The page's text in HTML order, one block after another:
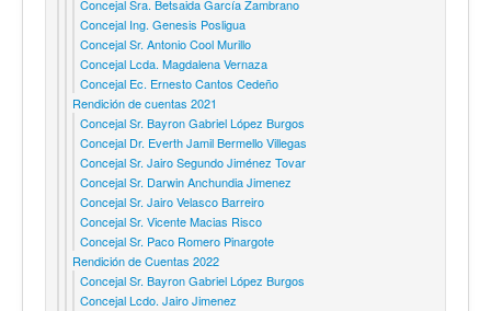
Concejal Sra. Betsaida García Zambrano
Concejal Ing. Genesis Posligua
Concejal Sr. Antonio Cool Murillo
Concejal Lcda. Magdalena Vernaza
Concejal Ec. Ernesto Cantos Cedeño
Rendición de cuentas 2021
Concejal Sr. Bayron Gabriel López Burgos
Concejal Dr. Everth Jamil Bermello Villegas
Concejal Sr. Jairo Segundo Jiménez Tovar
Concejal Sr. Darwin Anchundia Jimenez
Concejal Sr. Jairo Velasco Barreiro
Concejal Sr. Vicente Macias Risco
Concejal Sr. Paco Romero Pinargote
Rendición de Cuentas 2022
Concejal Sr. Bayron Gabriel López Burgos
Concejal Lcdo. Jairo Jimenez